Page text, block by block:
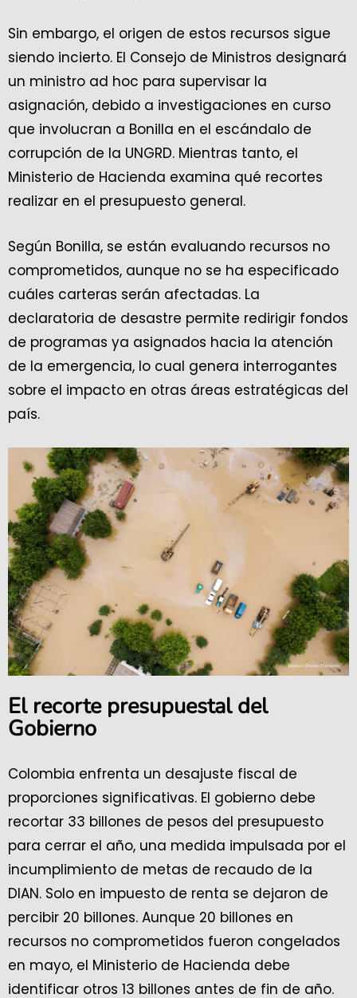
Sin embargo, el origen de estos recursos sigue
siendo incierto. El Consejo de Ministros designará
un ministro ad hoc para supervisar la
asignación, debido a investigaciones en curso
que involucran a Bonilla en el escándalo de
corrupción de la UNGRD. Mientras tanto, el
Ministerio de Hacienda examina qué recortes
realizar en el presupuesto general.
Según Bonilla, se están evaluando recursos no
comprometidos, aunque no se ha especificado
cuáles carteras serán afectadas. La
declaratoria de desastre permite redirigir fondos
de programas ya asignados hacia la atención
de la emergencia, lo cual genera interrogantes
sobre el impacto en otras áreas estratégicas del
país.
El recorte presupuestal del
Gobierno
Colombia enfrenta un desajuste fiscal de
proporciones significativas. El gobierno debe
recortar 33 billones de pesos del presupuesto
para cerrar el año, una medida impulsada por el
incumplimiento de metas de recaudo de la
DIAN. Solo en impuesto de renta se dejaron de
percibir 20 billones. Aunque 20 billones en
recursos no comprometidos fueron congelados
en mayo, el Ministerio de Hacienda debe
identificar otros 13 billones antes de fin de año.